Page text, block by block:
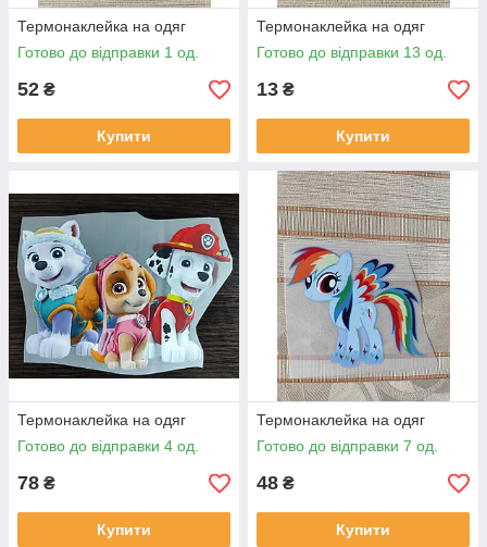
Термонаклейка на одяг
Готово до відправки 1 од.
52 ₴
Купити
Термонаклейка на одяг
Готово до відправки 13 од.
13 ₴
Купити
Термонаклейка на одяг
Готово до відправки 4 од.
78 ₴
Купити
Термонаклейка на одяг
Готово до відправки 7 од.
48 ₴
Купити